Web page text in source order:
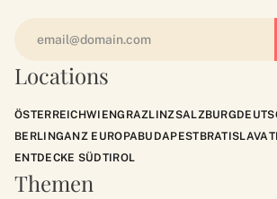
Locations
ÖSTERREICHWIENGRAZLINZSALZBURG
BERLINGANZ EUROPABUDAPESTBRATISLAVA
ENTDECKE SÜDTIROL
Themen